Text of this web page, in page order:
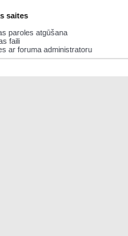
saites
paroles atgūšana
faili
ar foruma administratoru